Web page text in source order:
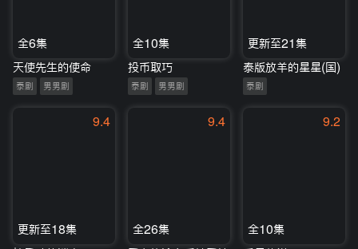
全6集
天使先生的使命
泰剧 男男剧
全10集
投币取巧
泰剧 男男剧
更新至21集
泰版放羊的星星(国)
泰剧
9.4
更新至18集
9.4
全26集
9.2
全10集